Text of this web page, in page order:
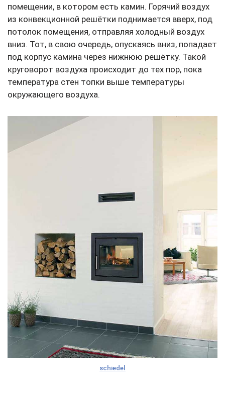
помещении, в котором есть камин. Горячий воздух
из конвекционной решётки поднимается вверх, под
потолок помещения, отправляя холодный воздух
вниз. Тот, в свою очередь, опускаясь вниз, попадает
под корпус камина через нижнюю решётку. Такой
круговорот воздуха происходит до тех пор, пока
температура стен топки выше температуры
окружающего воздуха.
schiedel